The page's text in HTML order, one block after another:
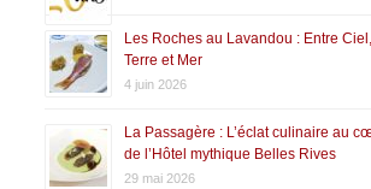
Les Roches au Lavandou : Entre Ciel,
Terre et Mer
4 juin 2026
La Passagère : L’éclat culinaire au
de l’Hôtel mythique Belles Rives
29 mai 2026